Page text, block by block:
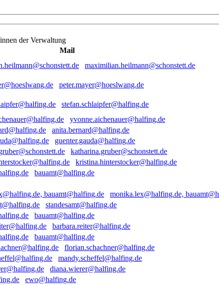
der Verwaltung
Mail
maximilian.heilmann@schonstett.de
peter.mayer@hoeslwang.de
stefan.schlaipfer@halfing.de
yvonne.aichenauer@halfing.de
anita.bernard@halfing.de
guenter.gauda@halfing.de
katharina.gruber@schonstett.de
kristina.hinterstocker@halfing.de
bauamt@halfing.de
monika.lex@halfing.de,
standesamt@halfing.de
bauamt@halfing.de
barbara.reiter@halfing.de
bauamt@halfing.de
florian.schachner@halfing.de
mandy.scheffel@halfing.de
diana.wierer@halfing.de
ewo@halfing.de